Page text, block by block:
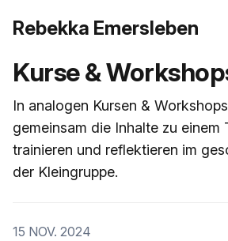
Rebekka Emersleben
Kurse &
In analogen Kursen &
gemeinsam die Inhalte zu einem
trainieren und reflektieren im
der Kleingruppe.
15 NOV. 2024